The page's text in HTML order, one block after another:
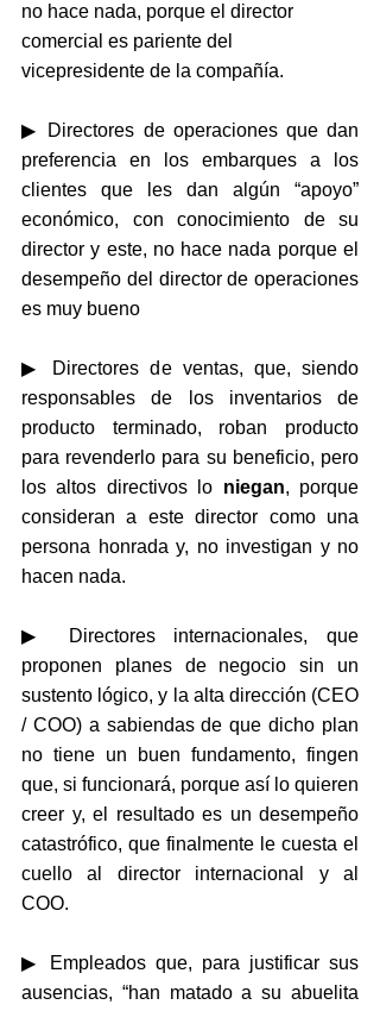
no hace nada, porque el director
comercial es pariente del
vicepresidente de la compañía.
▶ Directores de operaciones que dan
preferencia en los embarques a los
clientes que les dan algún “apoyo”
económico, con conocimiento de su
director y este, no hace nada porque el
desempeño del director de operaciones
es muy bueno
▶ Directores de ventas, que, siendo
responsables de los inventarios de
producto terminado, roban producto
para revenderlo para su beneficio, pero
los altos directivos lo niegan, porque
consideran a este director como una
persona honrada y, no investigan y no
hacen nada.
▶ Directores internacionales, que
proponen planes de negocio sin un
sustento lógico, y la alta dirección (CEO
/ COO) a sabiendas de que dicho plan
no tiene un buen fundamento, fingen
que, si funcionará, porque así lo quieren
creer y, el resultado es un desempeño
catastrófico, que finalmente le cuesta el
cuello al director internacional y al
COO.
▶ Empleados que, para justificar sus
ausencias, “han matado a su abuelita